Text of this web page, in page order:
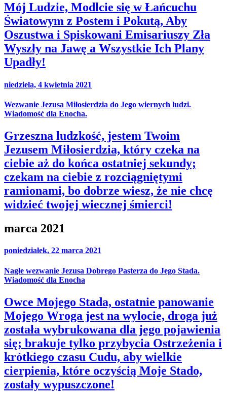
Mój Ludzie, Modlcie się w Łańcuchu
Światowym z Postem i Pokutą, Aby
Oszustwa i Spiskowani Emisariuszy Zła
Wyszły na Jawę a Wszystkie Ich Plany
Upadły!
niedziela, 4 kwietnia 2021
Wezwanie Jezusa Miłosierdzia do Jego wiernych ludzi.
Wiadomość dla Enocha.
Grzeszna ludzkość, jestem Twoim
Jezusem Miłosierdzia, który czeka na
ciebie aż do końca ostatniej sekundy;
czekam na ciebie z rozciągniętymi
ramionami, bo dobrze wiesz, że nie chcę
widzieć twojej wiecznej śmierci!
marca 2021
poniedziałek, 22 marca 2021
Nagłe wezwanie Jezusa Dobrego Pasterza do Jego Stada.
Wiadomość dla Enocha
Owce Mojego Stada, ostatnie panowanie
Mojego Wroga jest na wylocie, droga już
została wybrukowana dla jego pojawienia
się; brakuje tylko przybycia Ostrzeżenia i
krótkiego czasu Cudu, aby wielkie
cierpienia, które oczyścią Moje Stado,
zostały wypuszczone!